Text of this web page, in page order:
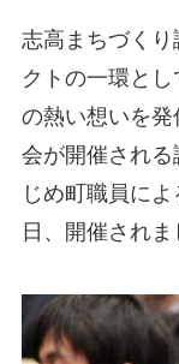
志高まちづく
クトの一環と
の熱い想いを
会が開催され
じめ町職員に
日、開催されま